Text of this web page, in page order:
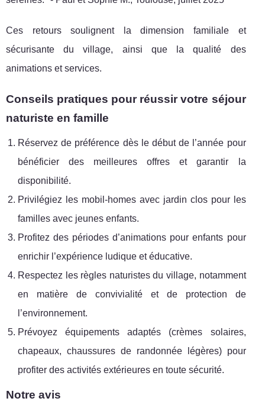
Ces retours soulignent la dimension familiale et
sécurisante du village, ainsi que la qualité des
animations et services.
Conseils pratiques pour réussir votre séjour
naturiste en famille
Réservez de préférence dès le début de l’année pour
bénéficier des meilleures offres et garantir la
disponibilité.
Privilégiez les mobil-homes avec jardin clos pour les
familles avec jeunes enfants.
Profitez des périodes d’animations pour enfants pour
enrichir l’expérience ludique et éducative.
Respectez les règles naturistes du village, notamment
en matière de convivialité et de protection de
l’environnement.
Prévoyez équipements adaptés (crèmes solaires,
chapeaux, chaussures de randonnée légères) pour
profiter des activités extérieures en toute sécurité.
Notre avis